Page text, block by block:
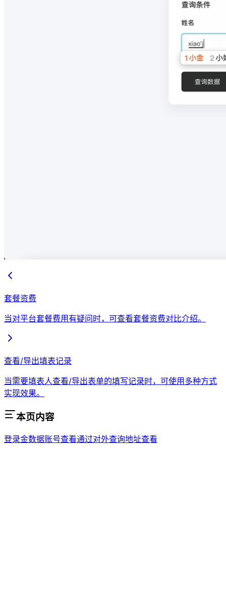
套餐资费
当对平台套餐费用有疑问时，可查看套餐资费对比介绍。
查看/导出填表记录
当需要填表人查看/导出表单的填写记录时，可使用多种方式
实现效果。
本页内容
登录金数据账号查看通过对外查询地址查看